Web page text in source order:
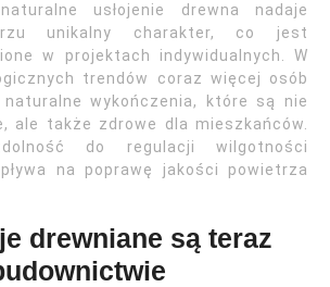
usłojenie drewna nadaje
unikalny charakter, co jest
w projektach indywidualnych. W
trendów coraz więcej osób
wykończenia, które są nie
ale także zdrowe dla mieszkańców.
do regulacji wilgotności
na poprawę jakości powietrza
drewniane są teraz